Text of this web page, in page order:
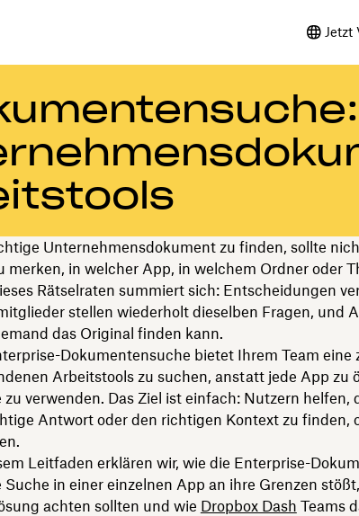
Jetzt
Unternehmensdokument zu finden, sollte
merken, in welcher App, in welchem Ordner oder
Rätselraten summiert sich: Entscheidungen
stellen wiederholt dieselben Fragen, und
das Original finden kann.
Dokumentensuche bietet Ihrem Team eine
Arbeitstools zu suchen, anstatt jede App zu
zu verwenden. Das Ziel ist einfach: Nutzern helfen,
Antwort oder den richtigen Kontext zu finden,
Leitfaden erklären wir, wie die Enterprise-
Suche in einer einzelnen App an ihre Grenzen
achten sollten und wie Dropbox Dash Teams